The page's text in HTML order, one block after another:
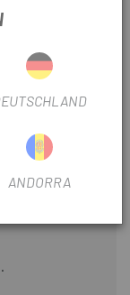
Bike-
ANDORRA